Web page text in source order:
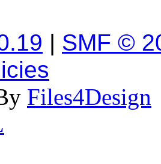
| SMF ©
Files4Design